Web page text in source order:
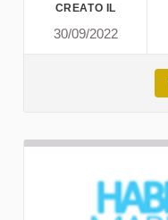
CREATO IL
30/09/2022